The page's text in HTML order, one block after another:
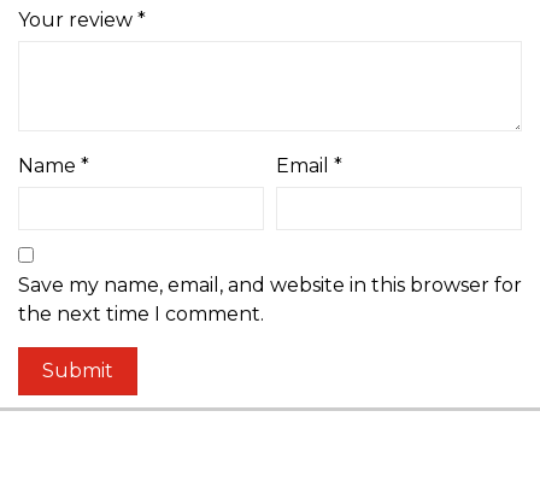
Your review *
Name * Email *
Save my name, email, and website in this browser for
the next time I comment.